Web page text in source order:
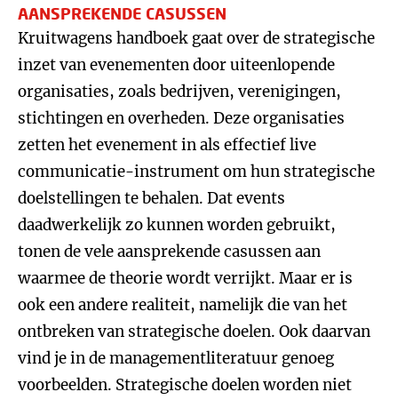
AANSPREKENDE CASUSSEN
Kruitwagens handboek gaat over de strategische
inzet van evenementen door uiteenlopende
organisaties, zoals bedrijven, verenigingen,
stichtingen en overheden. Deze organisaties
zetten het evenement in als effectief live
communicatie-instrument om hun strategische
doelstellingen te behalen. Dat events
daadwerkelijk zo kunnen worden gebruikt,
tonen de vele aansprekende casussen aan
waarmee de theorie wordt verrijkt. Maar er is
ook een andere realiteit, namelijk die van het
ontbreken van strategische doelen. Ook daarvan
vind je in de managementliteratuur genoeg
voorbeelden. Strategische doelen worden niet